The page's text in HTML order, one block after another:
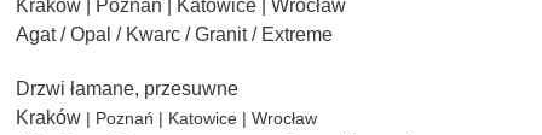
Kraków | Poznań | Katowice | Wrocław
Agat / Opal / Kwarc / Granit / Extreme
Drzwi łamane, przesuwne
Kraków | Poznań | Katowice | Wrocław